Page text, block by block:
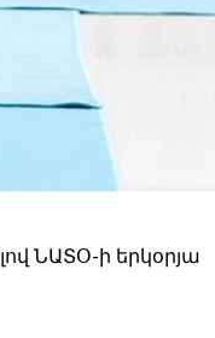
ՆԱՏՕ-ի երկօրյա